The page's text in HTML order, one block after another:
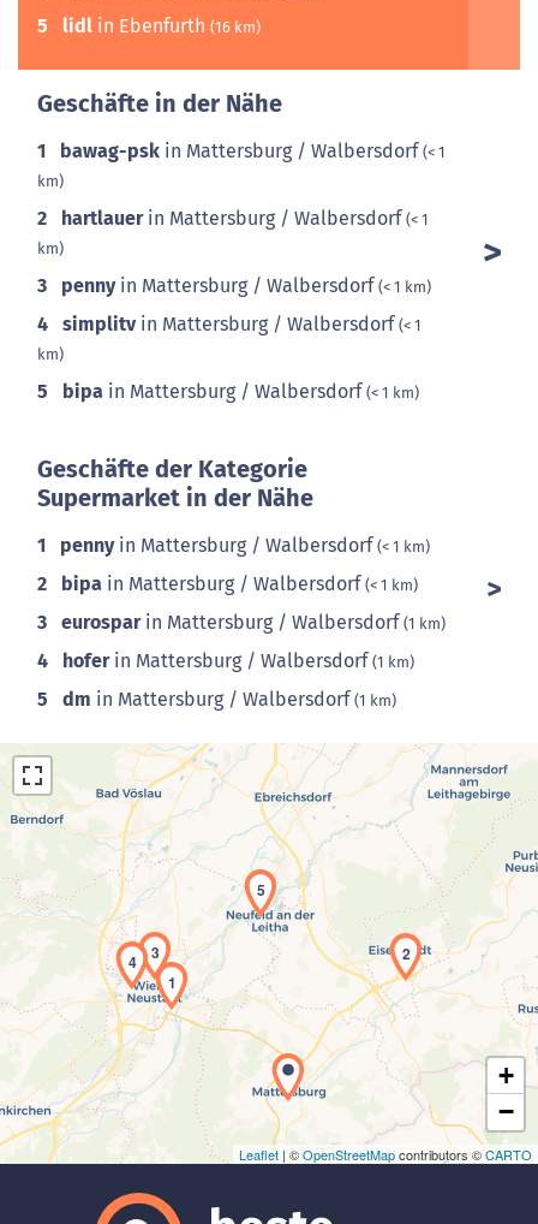
5 lidl in Ebenfurth (16 km)
Geschäfte in der Nähe
1 bawag-psk in Mattersburg / Walbersdorf(< 1
km)
2 hartlauerin Mattersburg / Walbersdorf(< 1
km)
3 pennyin Mattersburg / Walbersdorf(< 1 km)
4 simplitvin Mattersburg / Walbersdorf(< 1
km)
5 bipa in Mattersburg / Walbersdorf(< 1 km)
Geschäfte der Kategorie
Supermarket in der Nähe
1 pennyin Mattersburg / Walbersdorf(< 1 km)
2 bipa in Mattersburg / Walbersdorf(< 1 km)
3 eurosparin Mattersburg / Walbersdorf(1 km)
4 hoferin Mattersburg / Walbersdorf(1 km)
5 dm in Mattersburg / Walbersdorf(1 km)
Laden der Karte...
1
2
3
4
5
+
−
Leaflet | ©OpenStreetMapcontributors ©CARTO